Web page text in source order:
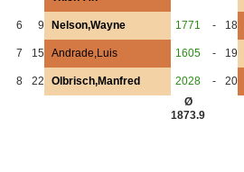
6 9 Nelson,Wayne 1771 - 18
7 15 Andrade,Luis 1605 - 19
8 22 Olbrisch,Manfred 2028 - 20
Ø
1873.9